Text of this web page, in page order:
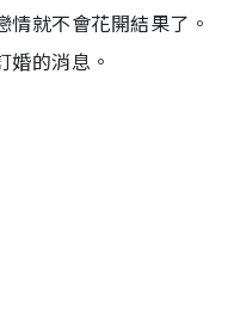
就不會花開結果了。
婚的消息。